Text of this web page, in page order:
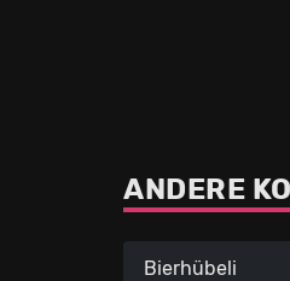
ANDERE
Bierhübeli